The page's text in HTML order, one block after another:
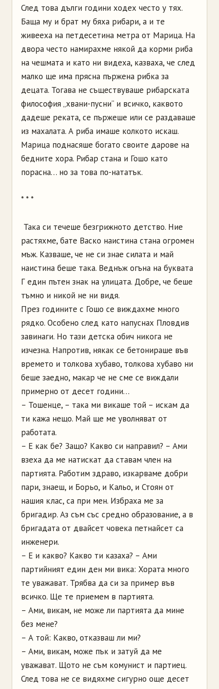
След това дълги години ходех често у тях.
Баща му и брат му бяха рибари, а и те
живееха на петдесетина метра от Марица. На
двора често намирахме някой да корми риба
на чешмата и като ни видеха, казваха, че след
малко ще има прясна пържена рибка за
децата. Тогава не съществуваше рибарската
философия „хвани-пусни“ и всичко, каквото
дадеше реката, се пържеше или се раздаваше
из махалата. А риба имаше колкото искаш.
Марица поднасяше богато своите дарове на
бедните хора. Рибар стана и Гошо като
порасна… но за това по-нататък.
* * *
Така си течеше безгрижното детство. Ние
растяхме, бате Васко наистина стана огромен
мъж. Казваше, че не си знае силата и май
наистина беше така. Веднъж огъна на буквата
Г един пътен знак на улицата. Добре, че беше
тъмно и никой не ни видя.
През годините с Гошо се виждахме много
рядко. Особено след като напуснах Пловдив
завинаги. Но тази детска обич никога не
изчезна. Напротив, някак се бетонираше във
времето и толкова хубаво, толкова хубаво ни
беше заедно, макар че не сме се виждали
примерно от десет години…
– Тошенце, – така ми викаше той – искам да
ти кажа нещо. Май ще ме уволняват от
работата.
– Е как бе? Защо? Какво си направил? – Ами
взеха да ме натискат да ставам член на
партията. Работим здраво, изкарваме добри
пари, знаеш, и Борьо, и Кальо, и Стоян от
нашия клас, са при мен. Избраха ме за
бригадир. Аз съм със средно образование, а в
бригадата от двайсет човека петнайсет са
инженери.
– Е и какво? Какво ти казаха? – Ами
партийният един ден ми вика: Хората много
те уважават. Трябва да си за пример във
всичко. Ще те приемем в партията.
– Ами, викам, не може ли партията да мине
без мене?
– А той: Какво, отказваш ли ми?
– Ами, викам, може пък и затуй да ме
уважават. Щото не съм комунист и партиец.
След това не се видяхме сигурно още десет